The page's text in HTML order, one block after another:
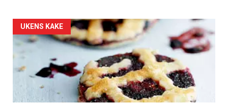
Artikler
detail
-
section
UKENS KAKE